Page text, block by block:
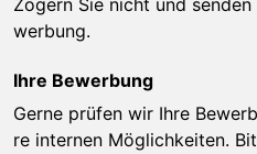
Zö­gern Sie nicht und
wer­bung.
Ihre Bewerbung
Ger­ne prü­fen wir Ihre
re in­ter­nen Mög­lich­kei­ten.